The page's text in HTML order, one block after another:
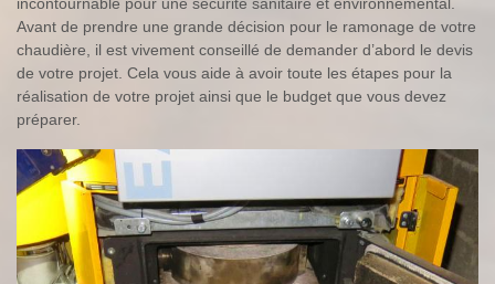
incontournable pour une sécurité sanitaire et environnemental.
Avant de prendre une grande décision pour le ramonage de votre
chaudière, il est vivement conseillé de demander d’abord le devis
de votre projet. Cela vous aide à avoir toute les étapes pour la
réalisation de votre projet ainsi que le budget que vous devez
préparer.